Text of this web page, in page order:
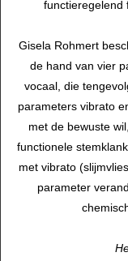
functieregelend
Gisela Rohmert
de hand van vier
vocaal, die
parameters vibrato
met de bewuste
functionele
met vibrato
parameter